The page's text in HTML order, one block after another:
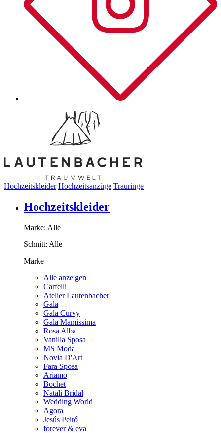
Hochzeitskleider Hochzeitsanzüge Trauringe
Hochzeitskleider
Marke: Alle
Schnitt: Alle
Marke
Alle anzeigen
Carfelli
Atelier Lautenbacher
Gala
Gala Curvy
Gala Mamissima
Rosa Alba
Vanilla Sposa
MS Moda
Novia D'Art
Fara Sposa
Ariamo
Bochet
Natali Bridal
Wedding World
Agora
Jesús Peiró
forever & eva